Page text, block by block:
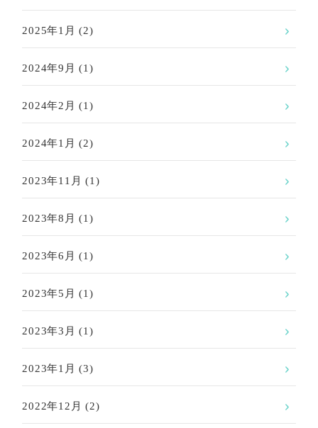
2025年1月 (2)
2024年9月 (1)
2024年2月 (1)
2024年1月 (2)
2023年11月 (1)
2023年8月 (1)
2023年6月 (1)
2023年5月 (1)
2023年3月 (1)
2023年1月 (3)
2022年12月 (2)